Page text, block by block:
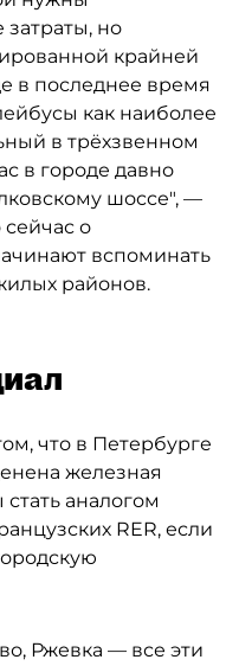
но
крайней
в последнее время
как наиболее
в трёхзвенном
в городе давно
шоссе", —
сейчас о
вспоминать
районов.
что в Петербурге
железная
аналогом
RER, если
Ржевка — все эти